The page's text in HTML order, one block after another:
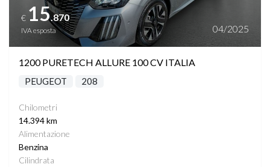
START&STOP
TASCHE SU RETROSCHIENALI SEDILI
€ 15.870
IVA esposta 04/2025
1200 PURETECH ALLURE 100 CV ITALIA
PEUGEOT 208
Chilometri
14.394 km
Alimentazione
Benzina
Cilindrata